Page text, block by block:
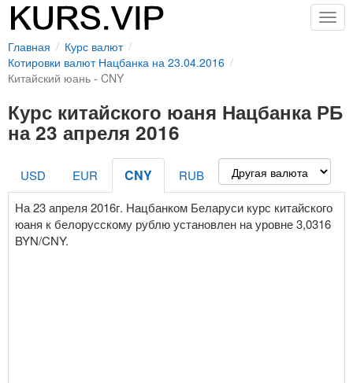
Главная
Курс валют
Котировки валют Нацбанка на 23.04.2016
Китайский юань - CNY
Курс китайского юаня Нацбанка РБ
на 23 апреля 2016
USD EUR CNY
RUB
На 23 апреля 2016г. Нацбанком Беларуси курс китайского
юаня к белорусскому рублю установлен на уровне 3,0316
BYN/CNY.